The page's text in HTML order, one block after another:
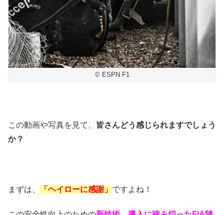
© ESPN F1
この動画や写真を見て、 皆さんどう感じられますでしょう
か？
まずは、 「ヘイローに感謝」 ですよね！